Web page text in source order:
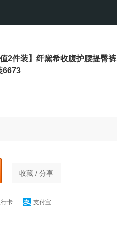
2件装】纤黛希收腹护腰提臀裤
6673
收藏 / 分享
卡 支付宝